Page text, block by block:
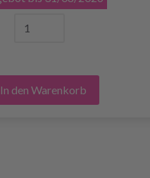
In den Warenkorb